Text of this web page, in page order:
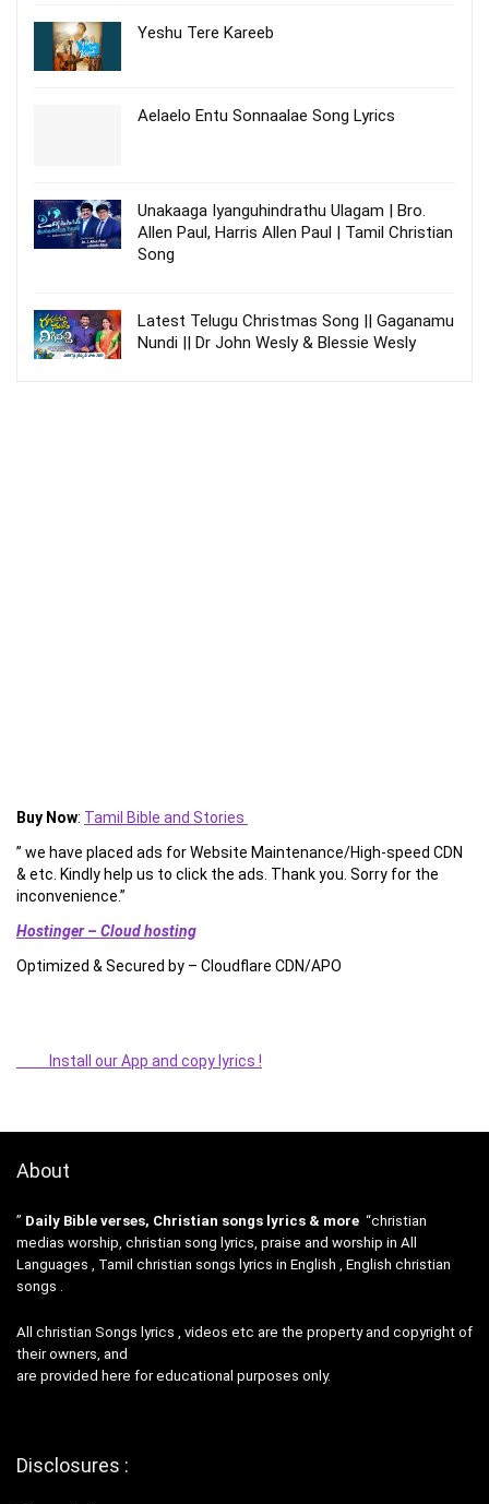
Yeshu Tere Kareeb
Aelaelo Entu Sonnaalae Song Lyrics
Unakaaga Iyanguhindrathu Ulagam | Bro.
Allen Paul, Harris Allen Paul | Tamil Christian
Song
Latest Telugu Christmas Song || Gaganamu
Nundi || Dr John Wesly & Blessie Wesly
Buy Now: Tamil Bible and Stories
” we have placed ads for Website Maintenance/High-speed CDN
& etc. Kindly help us to click the ads. Thank you. Sorry for the
inconvenience.”
Hostinger – Cloud hosting
Optimized & Secured by – Cloudflare CDN/APO
Install our App and copy lyrics !
About
” Daily Bible verses, Christian songs lyrics & more “christian
medias worship, christian song lyrics, praise and worship in All
Languages , Tamil christian songs lyrics in English , English christian
songs .
All christian Songs lyrics , videos etc are the property and copyright of
their owners, and
are provided here for educational purposes only.
Disclosures :